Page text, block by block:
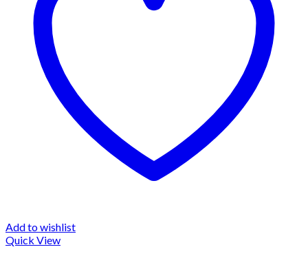
Add to wishlist
Quick View